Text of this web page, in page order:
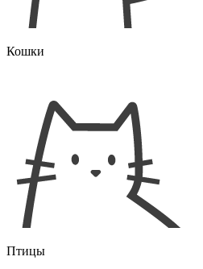
Кошки
Птицы